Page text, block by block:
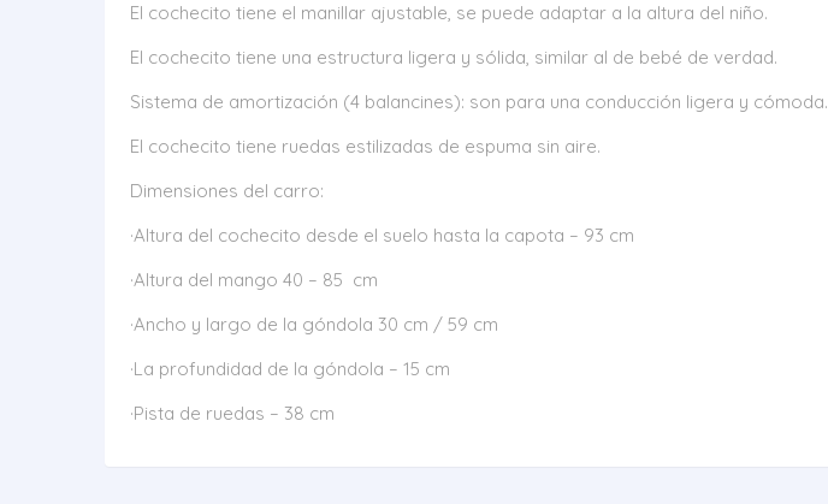
El cochecito tiene el manillar ajustable, se puede adaptar a la altura del niño.
El cochecito tiene una estructura ligera y sólida, similar al de bebé de verdad.
Sistema de amortización (4 balancines): son para una conducción ligera y cómoda.
El cochecito tiene ruedas estilizadas de espuma sin aire.
Dimensiones del carro:
·Altura del cochecito desde el suelo hasta la capota – 93 cm
·Altura del mango 40 – 85 cm
·Ancho y largo de la góndola 30 cm / 59 cm
·La profundidad de la góndola – 15 cm
·Pista de ruedas – 38 cm